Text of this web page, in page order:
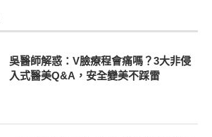
吳醫師解惑：V臉療程會痛嗎？3大非侵
入式醫美Q&A，安全變美不踩雷